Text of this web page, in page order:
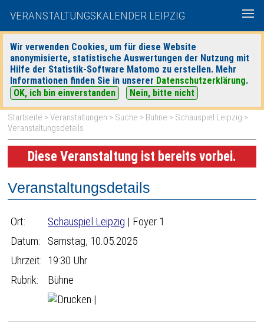
VERANSTALTUNGSKALENDER LEIPZIG
Wir verwenden Cookies, um für diese Website
anonymisierte, statistische Auswertungen der Nutzung mit
Hilfe der Statistik-Software Matomo zu erstellen. Mehr
Informationen finden Sie in unserer Datenschutzerklärung.
OK, ich bin einverstanden
Nein, bitte nicht
heute|morgen| Detaillierte Suche
Startseite >Veranstaltungen > Suche > Bühne > Schauspiel Leipzig >
Veranstaltungsdetails
Diese Veranstaltung ist bereits vorbei.
Veranstaltungsdetails
Ort: Schauspiel Leipzig | Foyer 1
Datum:
Samstag, 10.05.2025
Uhrzeit: 19:30 Uhr
Rubrik:
Bühne
|